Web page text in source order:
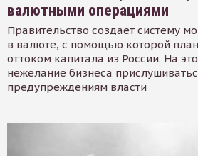
валютными операциями
Правительство создает систему
в валюте, с помощью которой
оттоком капитала из России. На
нежелание бизнеса
предупреждениям власти